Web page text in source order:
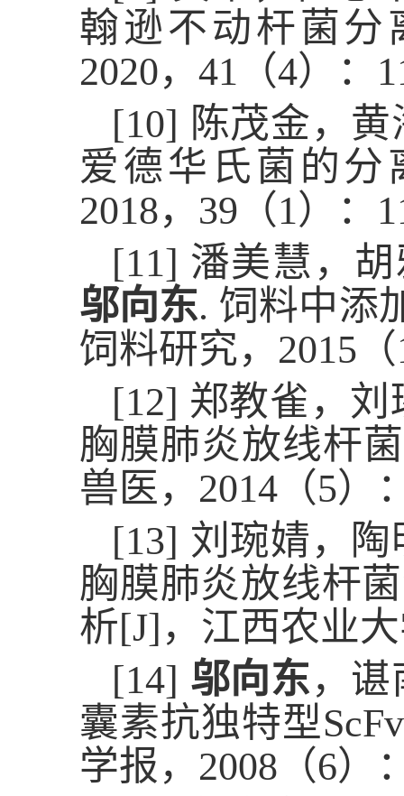
翰逊不动杆菌
2020， 41 （4）：
[10] 陈茂金，
爱德华氏菌的
2018， 39 （1）：
[11] 潘美慧，
邬向东. 饲料中添
饲料研究， 2015 （
[12] 郑教雀，
胸膜肺炎放线杆
兽医， 2014 （5）
[13] 刘琬婧，
胸膜肺炎放线杆
析[J] ，江西农业
[14] 邬向东，
囊素抗独特型ScFv
学报， 2008 （6）